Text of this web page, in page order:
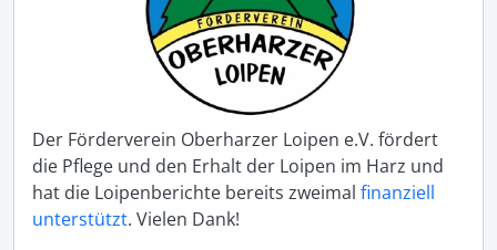
Der Förderverein Oberharzer Loipen e.V. fördert
die Pflege und den Erhalt der Loipen im Harz und
hat die Loipenberichte bereits zweimal finanziell
unterstützt. Vielen Dank!